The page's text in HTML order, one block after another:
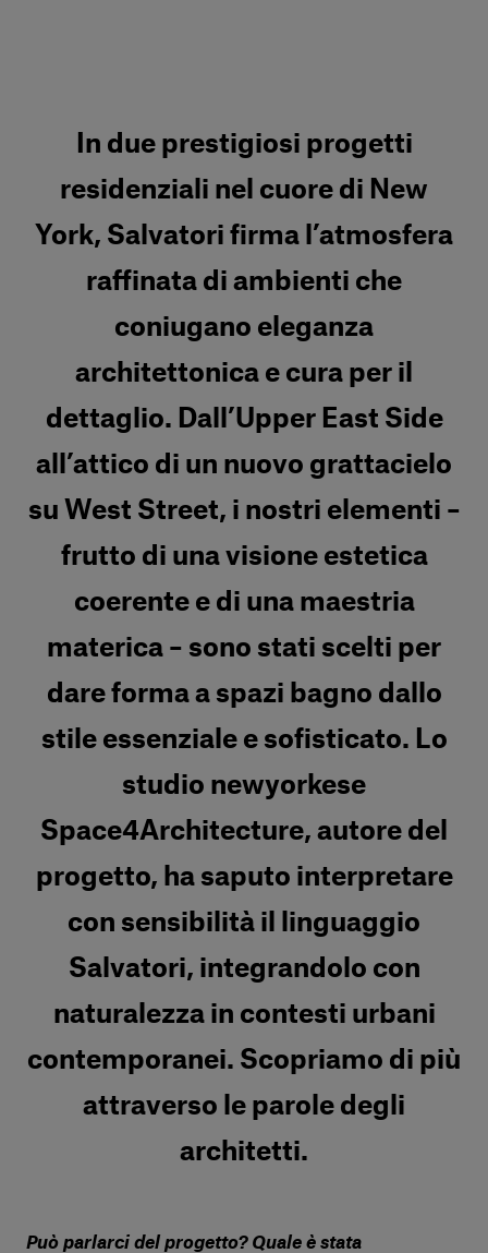
In due prestigiosi progetti
residenziali nel cuore di New
York, Salvatori firma l’atmosfera
raffinata di ambienti che
coniugano eleganza
architettonica e cura per il
dettaglio. Dall’Upper East Side
all’attico di un nuovo grattacielo
su West Street, i nostri elementi –
frutto di una visione estetica
coerente e di una maestria
materica – sono stati scelti per
dare forma a spazi bagno dallo
stile essenziale e sofisticato. Lo
studio newyorkese
Space4Architecture, autore del
progetto, ha saputo interpretare
con sensibilità il linguaggio
Salvatori, integrandolo con
naturalezza in contesti urbani
contemporanei. Scopriamo di più
attraverso le parole degli
architetti.
Può parlarci del progetto? Quale è stata